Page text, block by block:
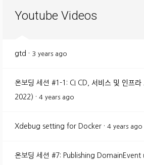
Youtube Videos
gtd · 3 years ago
온보딩 세션 #1-1: CI CD, 서비스 및 인프라
2022) · 4 years ago
Xdebug setting for Docker · 4 years ago
온보딩 세션 #7: Publishing